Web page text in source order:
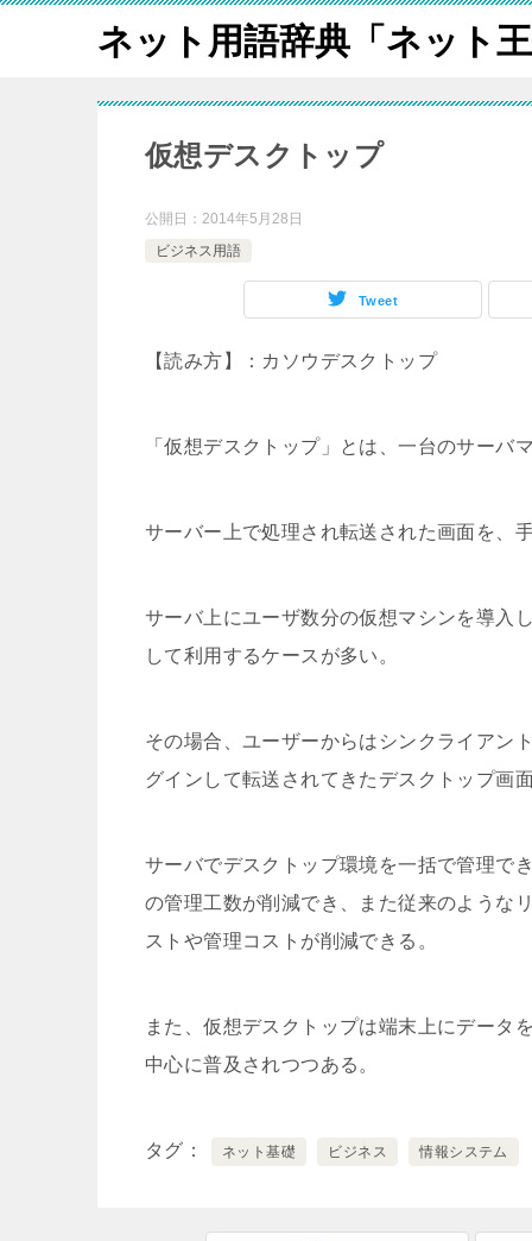
ネット用語辞典「ネット
仮想デスクトップ
公開日： 2014年5月28日
ビジネス用語
Tweet
【読み方】：カソウデスクトップ
「仮想デスクトップ」とは、一台のサー
サーバー上で処理され転送された画面を、
サーバ上にユーザ数分の仮想マシンを導入
して利用するケースが多い。
その場合、ユーザーからはシンクライアン
グインして転送されてきたデスクトップ画
サーバでデスクトップ環境を一括で管理で
の管理工数が削減でき、また従来のような
ストや管理コストが削減できる。
また、仮想デスクトップは端末上にデータ
中心に普及されつつある。
タグ ネット基礎 ビジネス 情報システム